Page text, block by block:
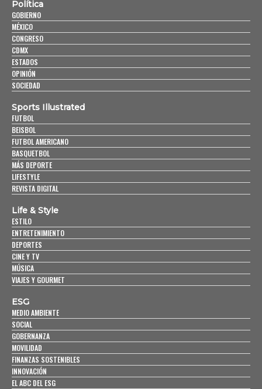
Política
GOBIERNO
MÉXICO
CONGRESO
CDMX
ESTADOS
OPINIÓN
SOCIEDAD
Sports Illustrated
FUTBOL
BEISBOL
FUTBOL AMERICANO
BASQUETBOL
MÁS DEPORTE
LIFESTYLE
REVISTA DIGITAL
Life & Style
ESTILO
ENTRETENIMIENTO
DEPORTES
CINE Y TV
MÚSICA
VIAJES Y GOURMET
ESG
MEDIO AMBIENTE
SOCIAL
GOBERNANZA
MOVILIDAD
FINANZAS SOSTENIBLES
INNOVACIÓN
EL ABC DEL ESG